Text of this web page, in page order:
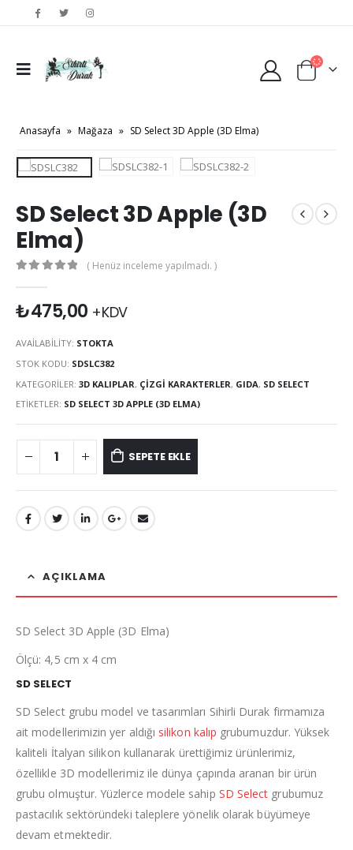
Anasayfa » Mağaza » SD Select 3D Apple (3D Elma)
SD Select 3D Apple (3D
Elma)
( Henüz inceleme yapılmadı. )
₺475,00 +KDV
AVAILABILITY: STOKTA
STOK KODU: SDSLC382
KATEGORILER: 3D KALIPLAR, ÇIZGI KARAKTERLER, GIDA, SD SELECT
ETIKETLER: SD SELECT 3D APPLE (3D ELMA)
SEPETE EKLE
AÇIKLAMA
SD Select 3D Apple (3D Elma)
Ölçü: 4,5 cm x 4 cm
SD SELECT
SD Select grubu model ve tasarımları Sihirli Durak firmamıza
ait modellerimizin yer aldığı silikon kalıp grubumuzdur. Yüksek
kaliteli İtalyan silikon kullanarak ürettiğimiz ürünlerimiz,
özellikle 3D modellerimiz ile dünya çapında aranan bir ürün
grubu olmuştur. Yüzlerce modele sahip SD Select grubumuz
pastacılık sektöründeki taleplere yönelik olarak büyümeye
devam etmektedir.